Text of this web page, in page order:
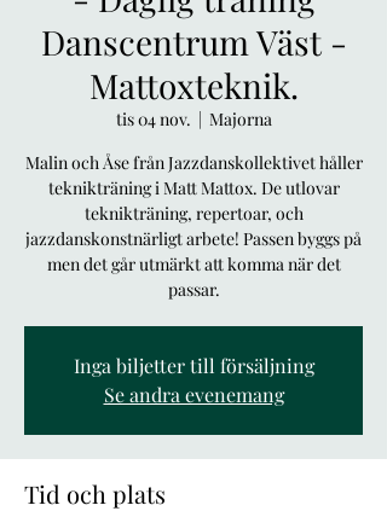
Danscentrum Väst -
Mattoxteknik.
tis 04 nov.
  |
Majorna
Malin och Åse från Jazzdanskollektivet håller
teknikträning i Matt Mattox. De utlovar
teknikträning, repertoar, och
jazzdanskonstnärligt arbete! Passen byggs på
men det går utmärkt att komma när det
passar.
Inga biljetter till försäljning
Se andra evenemang
Tid och plats